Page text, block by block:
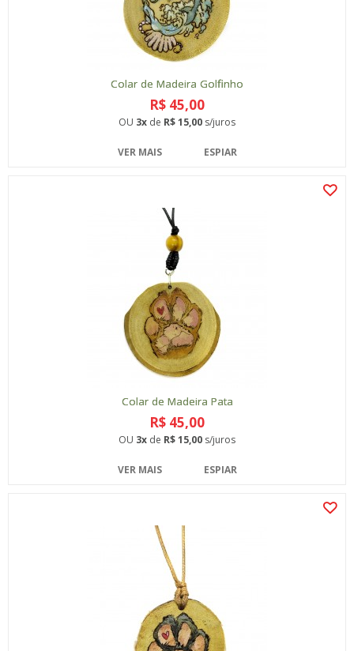
Colar de Madeira Golfinho
R$ 45,00
OU 3x de R$ 15,00 s/juros
VER MAIS ESPIAR
Colar de Madeira Pata
R$ 45,00
OU 3x de R$ 15,00 s/juros
VER MAIS ESPIAR